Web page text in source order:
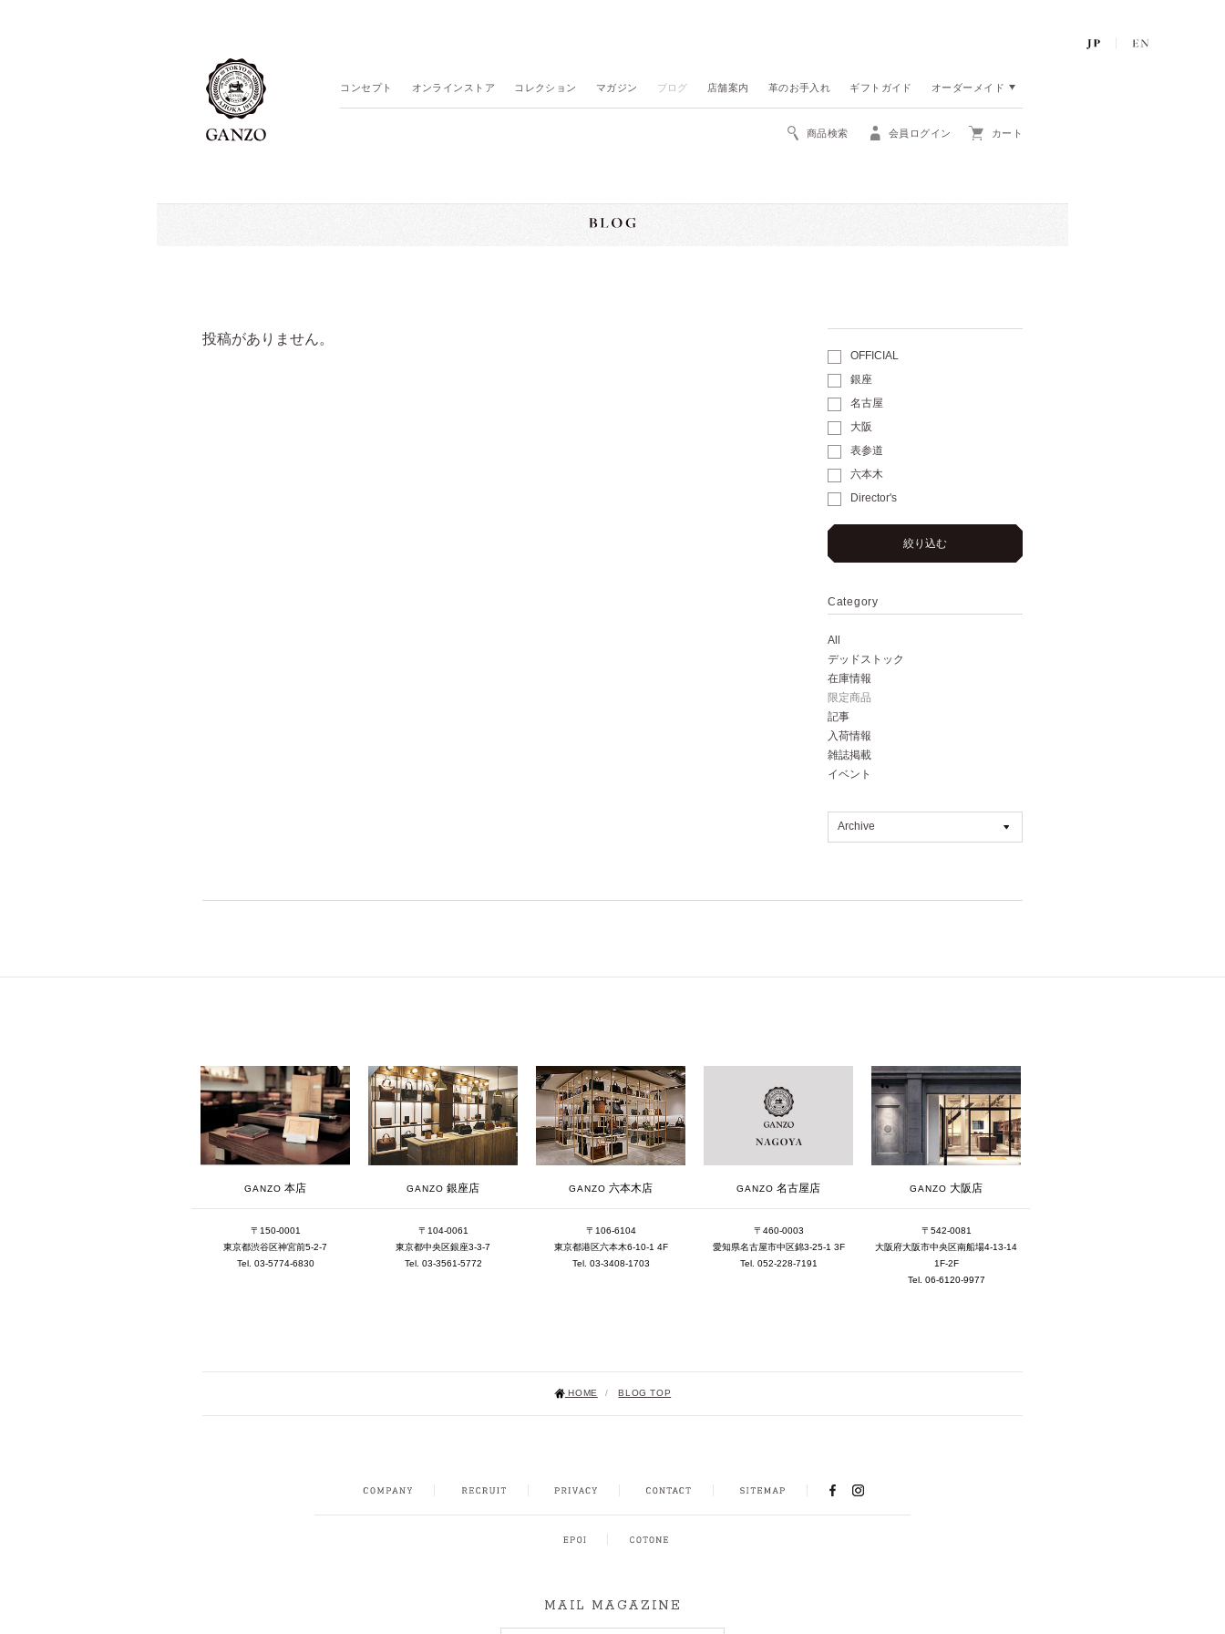
コンセプト オンラインストア コレクション マガジン ブログ 店舗案内 革のお手入れ ギフトガイド オーダーメイド
商品検索 会員ログイン カート
OFFICIAL
銀座
名古屋
大阪
表参道
六本木
Director's
絞り込む
Category
All
デッドストック
在庫情報
限定商品
記事
入荷情報
雑誌掲載
イベント
Archive
2026年5月 [1]
2026年1月 [2]
2025年12月 [2]
2025年11月 [6]
2025年10月 [8]
2025年2月 [5]
投稿がありません。
GANZO 本店
〒150-0001
東京都渋谷区神宮前5-2-7
Tel. 03-5774-6830
GANZO 銀座店
〒104-0061
東京都中央区銀座3-3-7
Tel. 03-3561-5772
GANZO 六本木店
〒106-6104
東京都港区六本木6-10-1 4F
Tel. 03-3408-1703
GANZO 名古屋店
〒460-0003
愛知県名古屋市中区錦3-25-1 3F
Tel. 052-228-7191
GANZO 大阪店
〒542-0081
大阪府大阪市中央区南船場4-13-14
1F-2F
Tel. 06-6120-9977
HOME / BLOG TOP
INSTAGRAM
MAIL MAGAZINE